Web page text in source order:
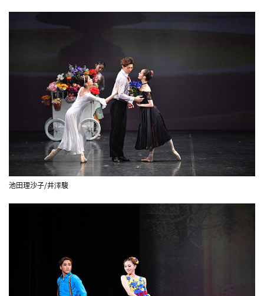
池田理沙子/井澤駿